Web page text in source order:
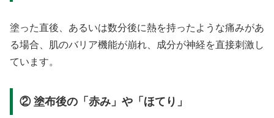
塗った直後、あるいは数分後に熱を持ったような痛みがあ
る場合、肌のバリア機能が崩れ、成分が神経を直接刺激し
ています。
② 塗布後の「赤み」や「ほてり」